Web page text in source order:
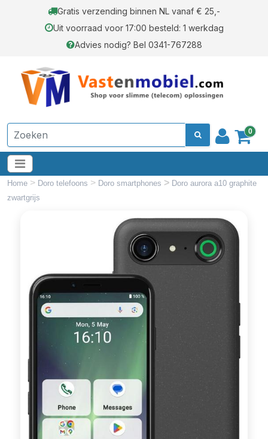
Gratis verzending binnen NL vanaf € 25,-
Uit voorraad voor 17:00 besteld: 1 werkdag
Advies nodig? Bel 0341-767288
0
Home > Doro telefoons > Doro smartphones > Doro aurora a10 graphite
zwartgrijs